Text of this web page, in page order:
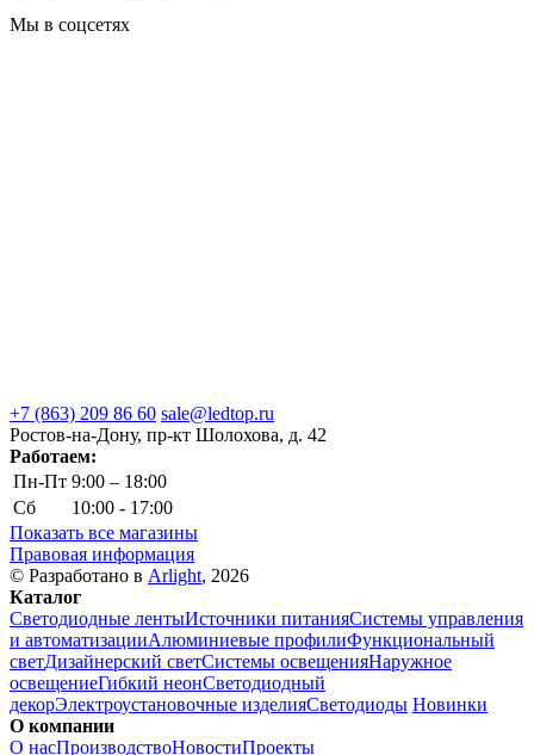
Мы в соцсетях
+7 (863) 209 86 60 sale@ledtop.ru
Ростов-на-Дону, пр-кт Шолохова, д. 42
Работаем:
Пн-Пт 9:00 – 18:00
Сб
10:00 - 17:00
Показать все магазины
Правовая информация
© Разработано в Arlight, 2026
Каталог
Светодиодные лентыИсточники питанияСистемы управления
и автоматизацииАлюминиевые профилиФункциональный
светДизайнерский светСистемы освещенияНаружное
освещениеГибкий неонСветодиодный
декорЭлектроустановочные изделияСветодиоды Новинки
О компании
О насПроизводствоНовостиПроекты